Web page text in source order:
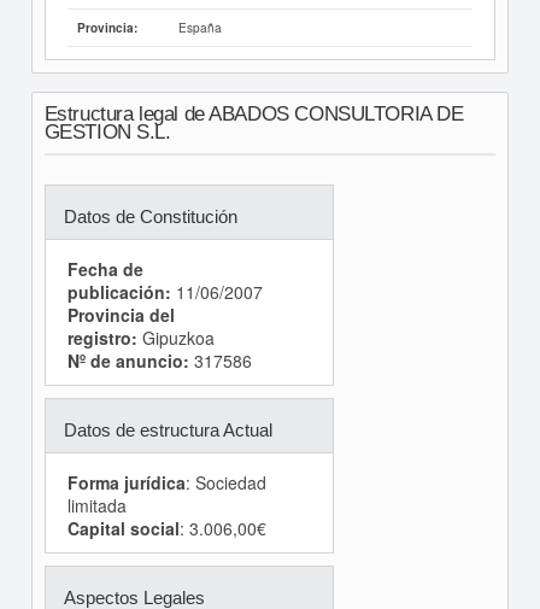
Provincia: España
Estructura legal de ABADOS CONSULTORIA DE
GESTION S.L.
Datos de Constitución
Fecha de
publicación: 11/06/2007
Provincia del
registro: Gipuzkoa
Nº de anuncio: 317586
Datos de estructura Actual
Forma jurídica: Sociedad
limitada
Capital social: 3.006,00€
Aspectos Legales